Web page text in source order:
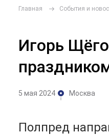
Главная События и
Игорь
5 мая 2024 Москва
Полпред